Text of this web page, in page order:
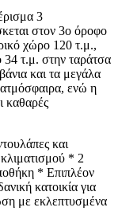
3
στον 3ο όροφο
χώρο 120 τ.μ.,
34 τ.μ. στην ταράτσα
και τα μεγάλα
ενώ η
καθαρές
και
* 2
* ⁠Επιπλέον
κατοικία για
με εκλεπτυσμένα